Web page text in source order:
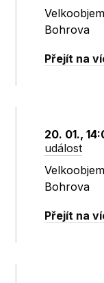
Bohrova
Přejít na
20. 01.,
událost
Bohrova
Přejít na